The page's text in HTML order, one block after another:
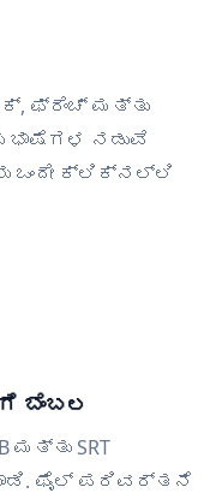
ಫ್ರೆಂಚ್ ಮತ್ತು
ಭಾಷೆಗಳ ನಡುವೆ
ಒಂದೇ ಕ್ಲಿಕ್‌ನಲ್ಲಿ
ಬೆಂಬಲ
ಮತ್ತು SRT
ಫೈಲ್ ಪರಿವರ್ತನೆ